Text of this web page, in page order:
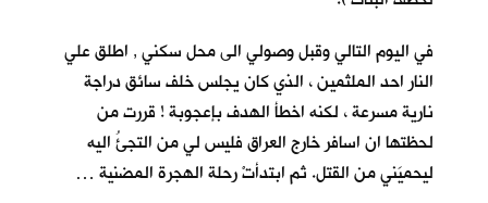
في اليوم التالي وقبل وصولي الى محل سكني , اطلق علي
النار احد الملثمين ، الذي كان يجلس خلف سائق دراجة
نارية مسرعة ، لكنه اخطأ الهدف بإعجوبة ! قررت من
لحظتها ان اسافر خارج العراق فليس لي من التجئُ اليه
ليحميَني من القتل. ثم ابتدأتْ رحلة الهجرة المضنية …